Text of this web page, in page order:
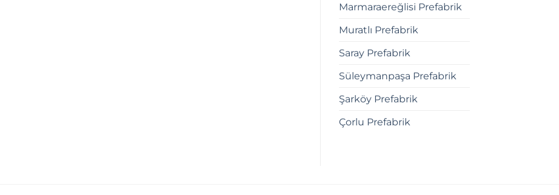
Marmaraereğlisi Prefabrik
Muratlı Prefabrik
Saray Prefabrik
Süleymanpaşa Prefabrik
Şarköy Prefabrik
Çorlu Prefabrik